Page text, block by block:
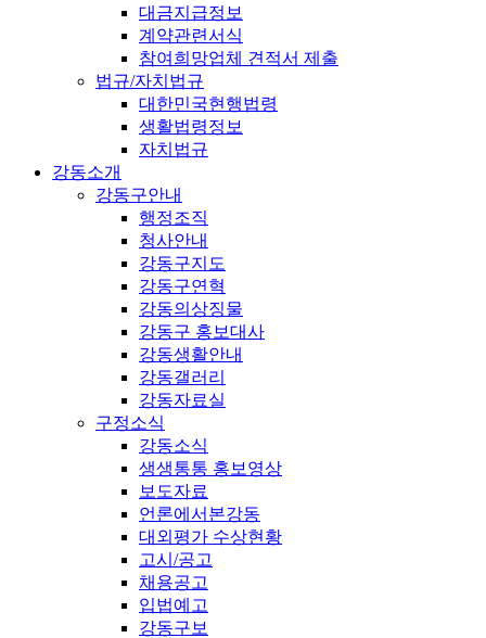
대금지급정보
계약관련서식
참여희망업체 견적서 제출
법규/자치법규
대한민국현행법령
생활법령정보
자치법규
강동소개
강동구안내
행정조직
청사안내
강동구지도
강동구연혁
강동의상징물
강동구 홍보대사
강동생활안내
강동갤러리
강동자료실
구정소식
강동소식
생생통통 홍보영상
보도자료
언론에서본강동
대외평가 수상현황
고시/공고
채용공고
입법예고
강동구보